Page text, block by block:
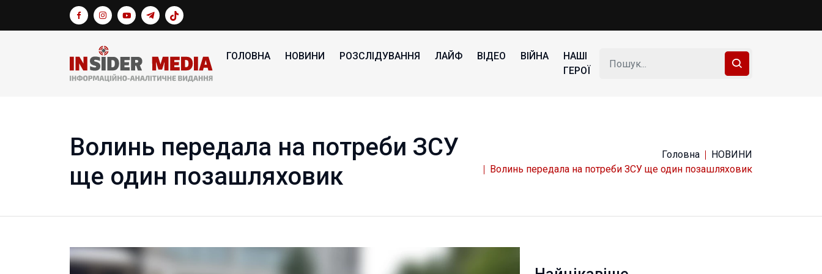
ГОЛОВНА НОВИНИ РОЗСЛІДУВАННЯ ЛАЙФ ВІДЕО ВІЙНА
НАШІ
ГЕРОЇ
Волинь передала на потреби ЗСУ
ще один позашляховик
Головна
НОВИНИ
Волинь передала на потреби ЗСУ ще один позашляховик